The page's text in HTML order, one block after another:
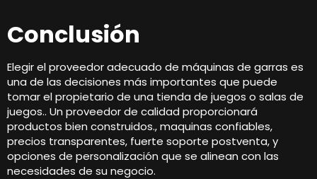
Conclusión
Elegir el proveedor adecuado de máquinas de garras es
una de las decisiones más importantes que puede
tomar el propietario de una tienda de juegos o salas de
juegos.. Un proveedor de calidad proporcionará
productos bien construidos., maquinas confiables,
precios transparentes, fuerte soporte postventa, y
opciones de personalización que se alinean con las
necesidades de su negocio.